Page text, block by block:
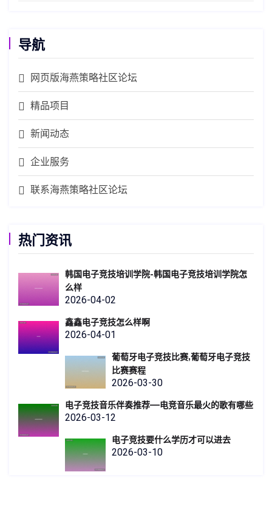
导航
网页版海燕策略社区论坛
精品项目
新闻动态
企业服务
联系海燕策略社区论坛
热门资讯
韩国电子竞技培训学院-韩国电子竞技培训学院怎
么样
2026-04-02
鑫鑫电子竞技怎么样啊
2026-04-01
葡萄牙电子竞技比赛,葡萄牙电子竞技
比赛赛程
2026-03-30
电子竞技音乐伴奏推荐—电竞音乐最火的歌有哪些
2026-03-12
电子竞技要什么学历才可以进去
2026-03-10